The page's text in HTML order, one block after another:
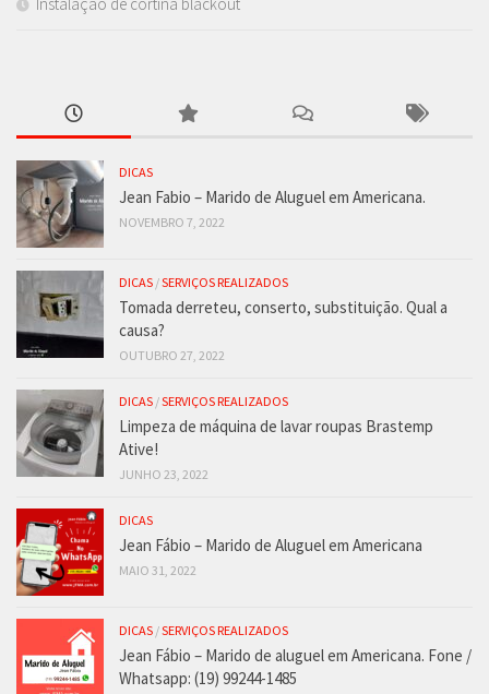
DICAS
Jean Fabio – Marido de Aluguel em Americana.
NOVEMBRO 7, 2022
DICAS /SERVIÇOS REALIZADOS
Tomada derreteu, conserto, substituição. Qual a
causa?
OUTUBRO 27, 2022
DICAS /SERVIÇOS REALIZADOS
Limpeza de máquina de lavar roupas Brastemp
Ative!
JUNHO 23, 2022
DICAS
Jean Fábio – Marido de Aluguel em Americana
MAIO 31, 2022
DICAS /SERVIÇOS REALIZADOS
Jean Fábio – Marido de aluguel em Americana. Fone /
Whatsapp: (19) 99244-1485